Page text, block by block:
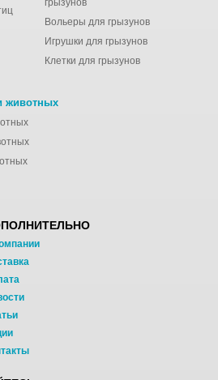
грызунов
Вольеры для грызунов
Игрушки для грызунов
Клетки для грызунов
животных